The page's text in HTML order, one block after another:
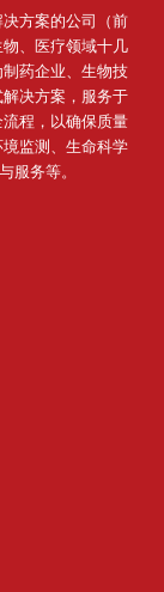
方案的公司（前
、医疗领域十几
药企业、生物技
决方案，服务于
程，以确保质量
监测、生命科学
服务等。